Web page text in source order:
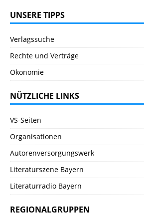
UNSERE TIPPS
Verlagssuche
Rechte und Verträge
Ökonomie
NÜTZLICHE LINKS
VS-Seiten
Organisationen
Autorenversorgungswerk
Literaturszene Bayern
Literaturradio Bayern
REGIONALGRUPPEN